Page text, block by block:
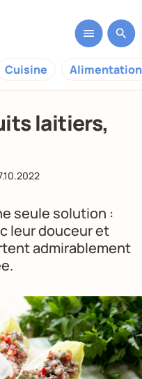
Cuisine
laitiers,
seule solution :
leur douceur et
admirablement